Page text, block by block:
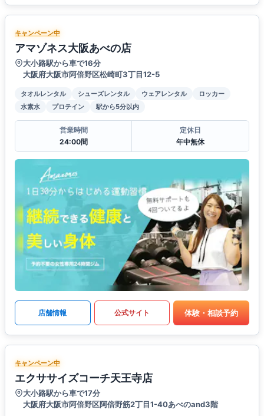
キャンペーン中
アマゾネス大阪あべの店
大小路駅から車で16分
大阪府大阪市阿倍野区松崎町3丁目12-5
タオルレンタル シューズレンタル ウェアレンタル
ロッカー
水素水
プロテイン 駅から5分以内
営業時間
24:00間
定休日
年中無休
店舗情報 公式サイト 体験・相談予約
キャンペーン中
エクササイズコーチ天王寺店
大小路駅から車で17分
大阪府大阪市阿倍野区阿倍野筋2丁目1-40あべのand3階